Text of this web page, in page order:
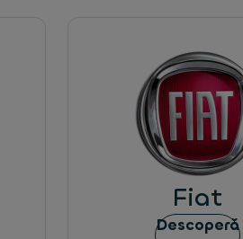
Fiat
Descoperă